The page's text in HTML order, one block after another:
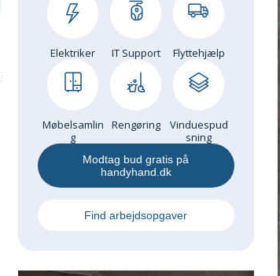
Elektriker IT Support Flyttehjælp
Møbelsamlin
g
Rengøring
Vinduespud
sning
Modtag bud gratis på
handyhand.dk
Find arbejdsopgaver